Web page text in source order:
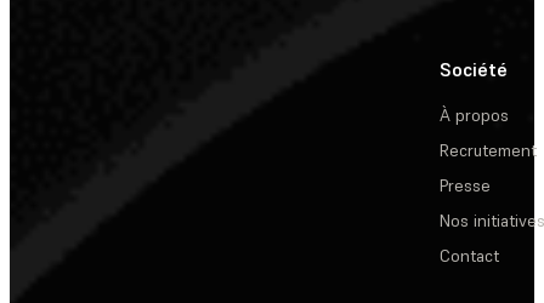
Société
À propos
Recrutement
Presse
Nos initiatives
Contact